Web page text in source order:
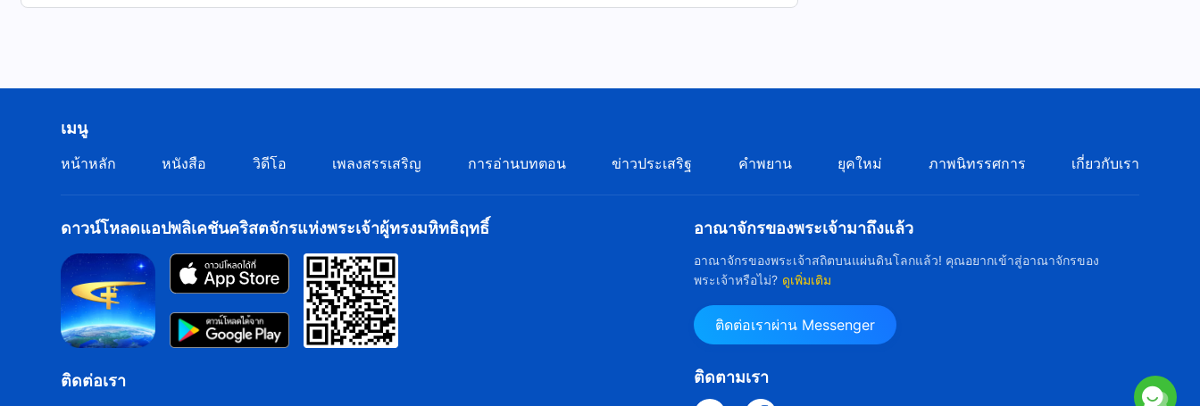
เมนู
หน้าหลัก หนังสือ วิดีโอ เพลงสรรเสริญ การอ่านบทตอน ข่าวประเสริฐ คำพยาน ยุคใหม่ ภาพนิทรรศการ เกี่ยวกับเรา
ดาวน์โหลดแอปพลิเคชันคริสตจักรแห่งพระเจ้าผู้ทรงมหิทธิฤทธิ์
ติดต่อเรา
อาณาจักรของพระเจ้ามาถึงแล้ว
อาณาจักรของพระเจ้าสถิตบนแผ่นดินโลกแล้ว! คุณอยากเข้าสู่อาณาจักรของ
พระเจ้าหรือไม่? ดูเพิ่มเติม
ติดต่อเราผ่าน Messenger
ติดตามเรา